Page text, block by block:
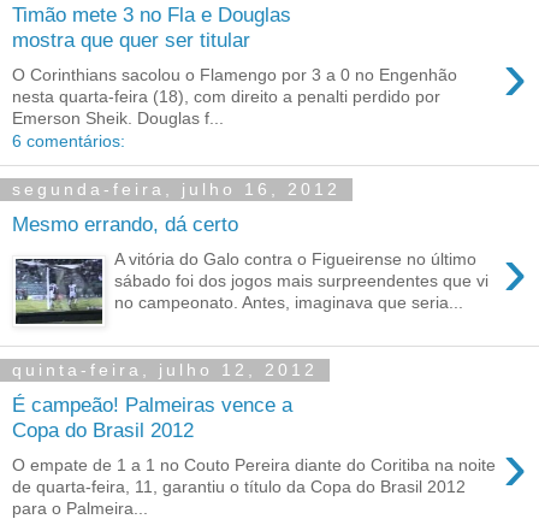
Timão mete 3 no Fla e Douglas
mostra que quer ser titular
›
O Corinthians sacolou o Flamengo por 3 a 0 no Engenhão
nesta quarta-feira (18), com direito a penalti perdido por
Emerson Sheik. Douglas f...
6 comentários:
segunda-feira, julho 16, 2012
Mesmo errando, dá certo
›
A vitória do Galo contra o Figueirense no último
sábado foi dos jogos mais surpreendentes que vi
no campeonato. Antes, imaginava que seria...
quinta-feira, julho 12, 2012
É campeão! Palmeiras vence a
Copa do Brasil 2012
›
O empate de 1 a 1 no Couto Pereira diante do Coritiba na noite
de quarta-feira, 11, garantiu o título da Copa do Brasil 2012
para o Palmeira...